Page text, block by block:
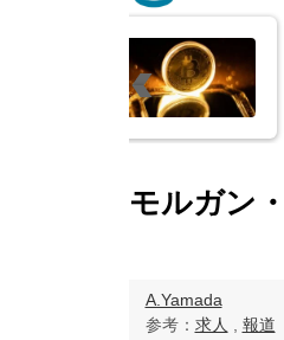
ビットコイン・イーサリア
XRP、「弱気相場の最終
的な兆候」＝クリプトクア
モルガン
A.Yamada
参考： 求人 報道